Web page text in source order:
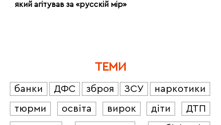
який агітував за «русскій мір»
ТЕМИ
банки ДФС зброя ЗСУ
наркотики
тюрми
освіта вирок діти
ДТП